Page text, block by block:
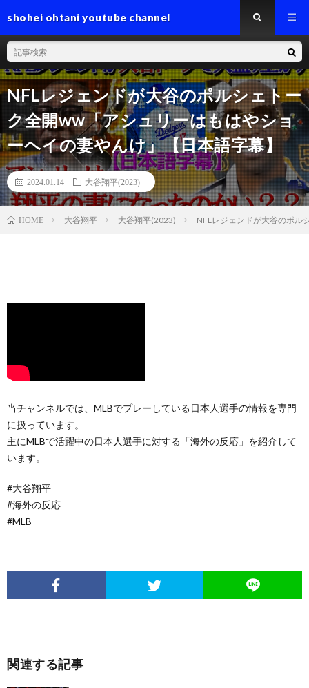
shohei ohtani youtube channel
NFLレジェンドが大谷のポルシェトー
ク全開ww「アシュリーはもはやショ
ーヘイの妻やんけ」【日本語字幕】
2024.01.14 大谷翔平(2023)
HOME 大谷翔平 大谷翔平(2023) NFLレジェンドが大谷のポル
当チャンネルでは、MLBでプレーしている日本人選手の情報を専門
に扱っています。
主にMLBで活躍中の日本人選手に対する「海外の反応」を紹介して
います。
#大谷翔平
#海外の反応
#MLB
関連する記事